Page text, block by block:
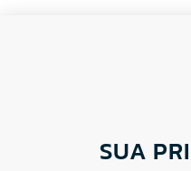
Av. Brigadeiro Faria
SUA